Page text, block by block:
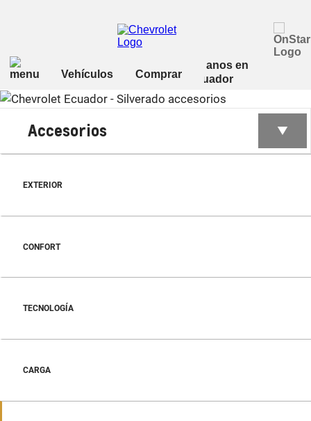
Accesorios
EXTERIOR
CONFORT
TECNOLOGÍA
CARGA